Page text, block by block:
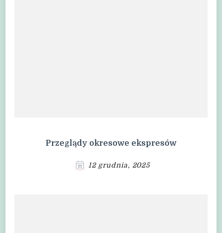
Przeglądy okresowe ekspresów
12 grudnia, 2025